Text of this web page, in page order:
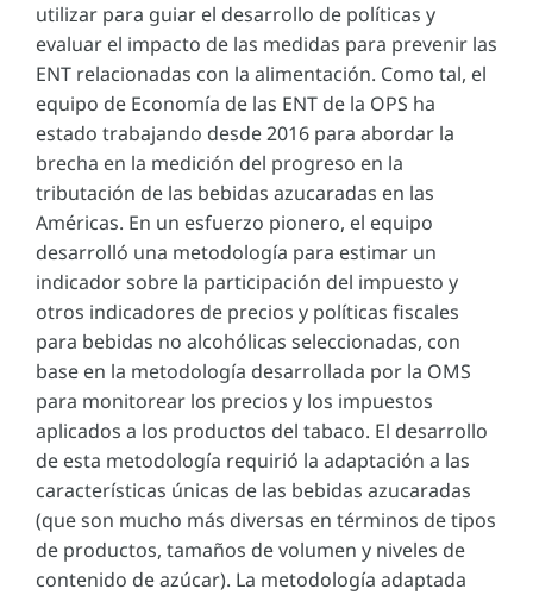
utilizar para guiar el desarrollo de políticas y
evaluar el impacto de las medidas para prevenir las
ENT relacionadas con la alimentación. Como tal, el
equipo de Economía de las ENT de la OPS ha
estado trabajando desde 2016 para abordar la
brecha en la medición del progreso en la
tributación de las bebidas azucaradas en las
Américas. En un esfuerzo pionero, el equipo
desarrolló una metodología para estimar un
indicador sobre la participación del impuesto y
otros indicadores de precios y políticas fiscales
para bebidas no alcohólicas seleccionadas, con
base en la metodología desarrollada por la OMS
para monitorear los precios y los impuestos
aplicados a los productos del tabaco. El desarrollo
de esta metodología requirió la adaptación a las
características únicas de las bebidas azucaradas
(que son mucho más diversas en términos de tipos
de productos, tamaños de volumen y niveles de
contenido de azúcar). La metodología adaptada